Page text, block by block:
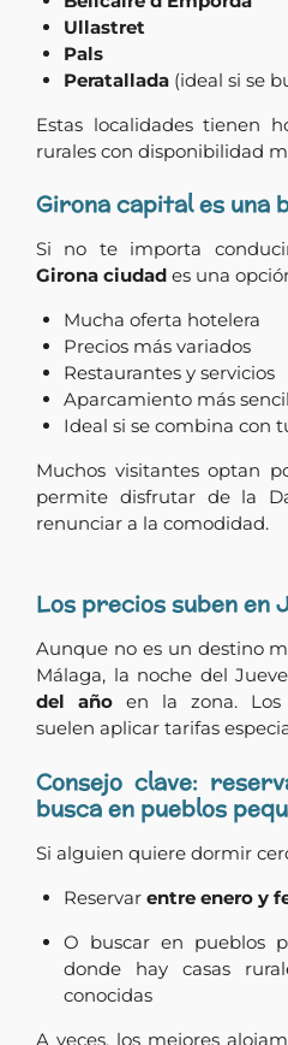
Ullastret
Pals
Peratallada(ideal si se
Estas localidades tienen
rurales con disponibilidad
Girona capital es una
Si no te importa
Girona ciudad es una
Mucha oferta hotelera
Precios más variados
Restaurantes y servicios
Aparcamiento más
Ideal si se combina con
Muchos visitantes optan
permite disfrutar de la
renunciar a la comodidad.
Los precios suben en
Aunque no es un destino
Málaga, la noche del
del año en la zona. Los
suelen aplicar tarifas
Consejo clave:
busca en pueblos
Si alguien quiere dormir
Reservar entre enero y
O buscar en pueblos
donde hay casas
conocidas
A veces, los mejores